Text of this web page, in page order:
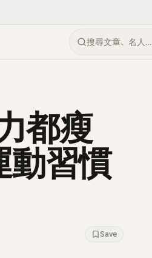
搜尋文章、名人…
都瘦
動習慣
Save